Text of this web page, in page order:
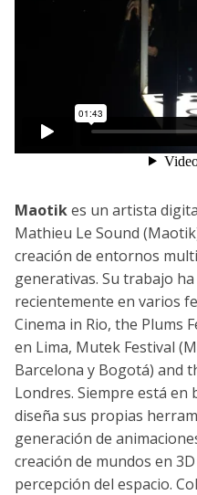
Maotikes un artista
Mathieu Le Sound
creación de entornos
generativas. Su trabajo
recientemente en varios
Cinema in Rio, the Plums
en Lima, Mutek Festival
Barcelona y Bogotá) and
Londres. Siempre está en
diseña sus propias
generación de
creación de mundos en
percepción del espacio.